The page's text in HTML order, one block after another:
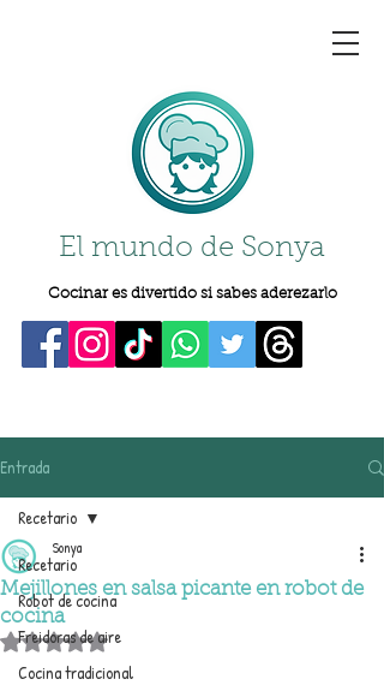
El mundo de Sonya
Cocinar es divertido si sabes aderezarlo
Entrada
Recetario
Robot de cocina
Freidoras de aire
Cocina tradicional
Recetario
Mejillones en salsa picante en robot de
cocina
Sonya
Obtuvo NaN de 5 estrellas.